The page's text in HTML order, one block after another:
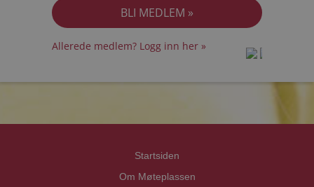
Allerede medlem? Logg inn her »
Startsiden
Om Møteplassen